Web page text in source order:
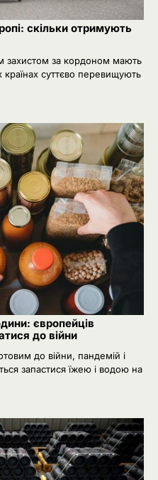
скільки отримують
захистом за кордоном мають
країнах суттєво перевищують
європейців
до війни
до війни, пандемій і
запастися їжею і водою на